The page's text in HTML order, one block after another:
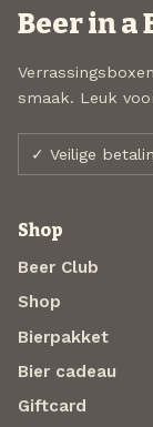
Beer in a
smaak. Leuk
✓ Veilige
Shop
Beer Club
Shop
Bierpakket
Bier cadeau
Giftcard